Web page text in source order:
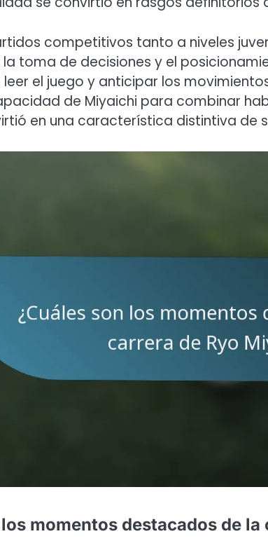
competitivos tanto a niveles
toma de decisiones y el
el juego y anticipar los
de Miyaichi para combinar
en una característica distintiva de
momentos destacados de